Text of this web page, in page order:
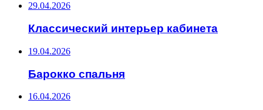
29.04.2026
Классический интерьер кабинета
19.04.2026
Барокко спальня
16.04.2026